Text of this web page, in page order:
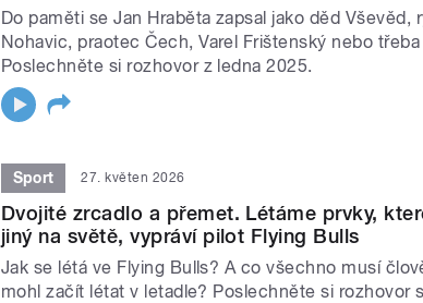
Do paměti se Jan Hraběta zapsal jako děd Vševěd,
Nohavic, praotec Čech, Varel Frištenský nebo
Poslechněte si rozhovor z ledna 2025.
Sport 27. květen 2026
Dvojité zrcadlo a přemet. Létáme prvky,
jiný na světě, vypráví pilot Flying Bulls
Jak se létá ve Flying Bulls? A co všechno musí
mohl začít létat v letadle? Poslechněte si rozhovor